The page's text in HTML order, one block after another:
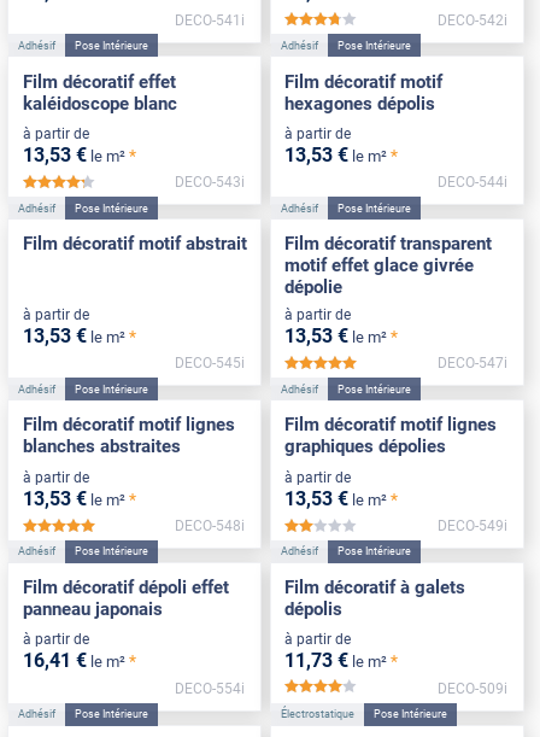
DECO-541i
*****
DECO-542i
Adhésif Pose Intérieure
Film décoratif effet
kaléidoscope blanc
à partir de
13,53 € le m² *
*****
DECO-543i
Adhésif Pose Intérieure
Film décoratif motif
hexagones dépolis
à partir de
13,53 € le m² *
DECO-544i
Adhésif Pose Intérieure
Film décoratif motif abstrait
à partir de
13,53 € le m² *
DECO-545i
Adhésif Pose Intérieure
Film décoratif transparent
motif effet glace givrée
dépolie
à partir de
13,53 € le m² *
DECO-547i
Adhésif Pose Intérieure
Film décoratif motif lignes
blanches abstraites
à partir de
13,53 € le m² *
*****
DECO-548i
Adhésif Pose Intérieure
Film décoratif motif lignes
graphiques dépolies
à partir de
13,53 € le m² *
*****
DECO-549i
Adhésif Pose Intérieure
Film décoratif dépoli effet
panneau japonais
à partir de
16,41 € le m² *
DECO-554i
Adhésif Pose Intérieure
Film décoratif à galets
dépolis
à partir de
11 ,73 € le m² *
*****
DECO-509i
Adhésif Pose Intérieure Électrostatique Pose Intérieure